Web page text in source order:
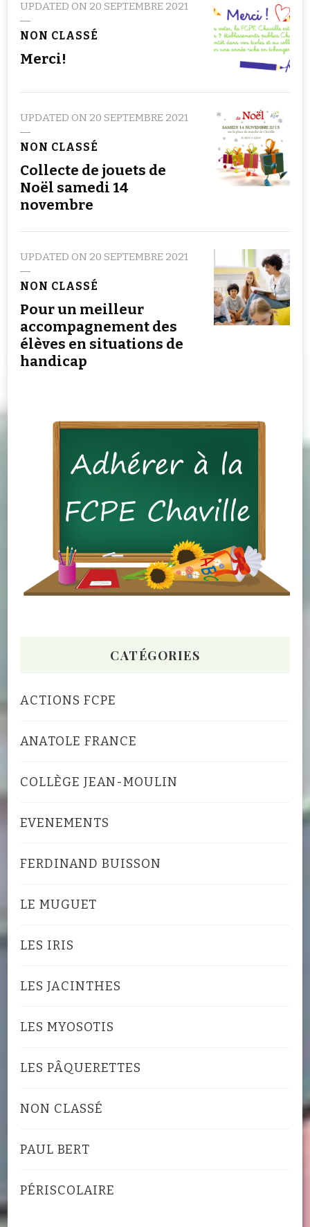
UPDATED ON 20 SEPTEMBRE 2021
NON CLASSÉ
Merci!
UPDATED ON 20 SEPTEMBRE 2021
NON CLASSÉ
Collecte de jouets de
Noël samedi 14
novembre
UPDATED ON 20 SEPTEMBRE 2021
NON CLASSÉ
Pour un meilleur
accompagnement des
élèves en situations de
handicap
CATÉGORIES
ACTIONS FCPE
ANATOLE FRANCE
COLLÈGE JEAN-MOULIN
EVENEMENTS
FERDINAND BUISSON
LE MUGUET
LES IRIS
LES JACINTHES
LES MYOSOTIS
LES PÂQUERETTES
NON CLASSÉ
PAUL BERT
PÉRISCOLAIRE